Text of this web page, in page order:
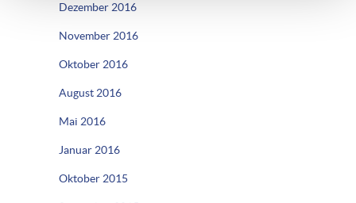
Dezember 2016
November 2016
Oktober 2016
August 2016
Mai 2016
Januar 2016
Oktober 2015